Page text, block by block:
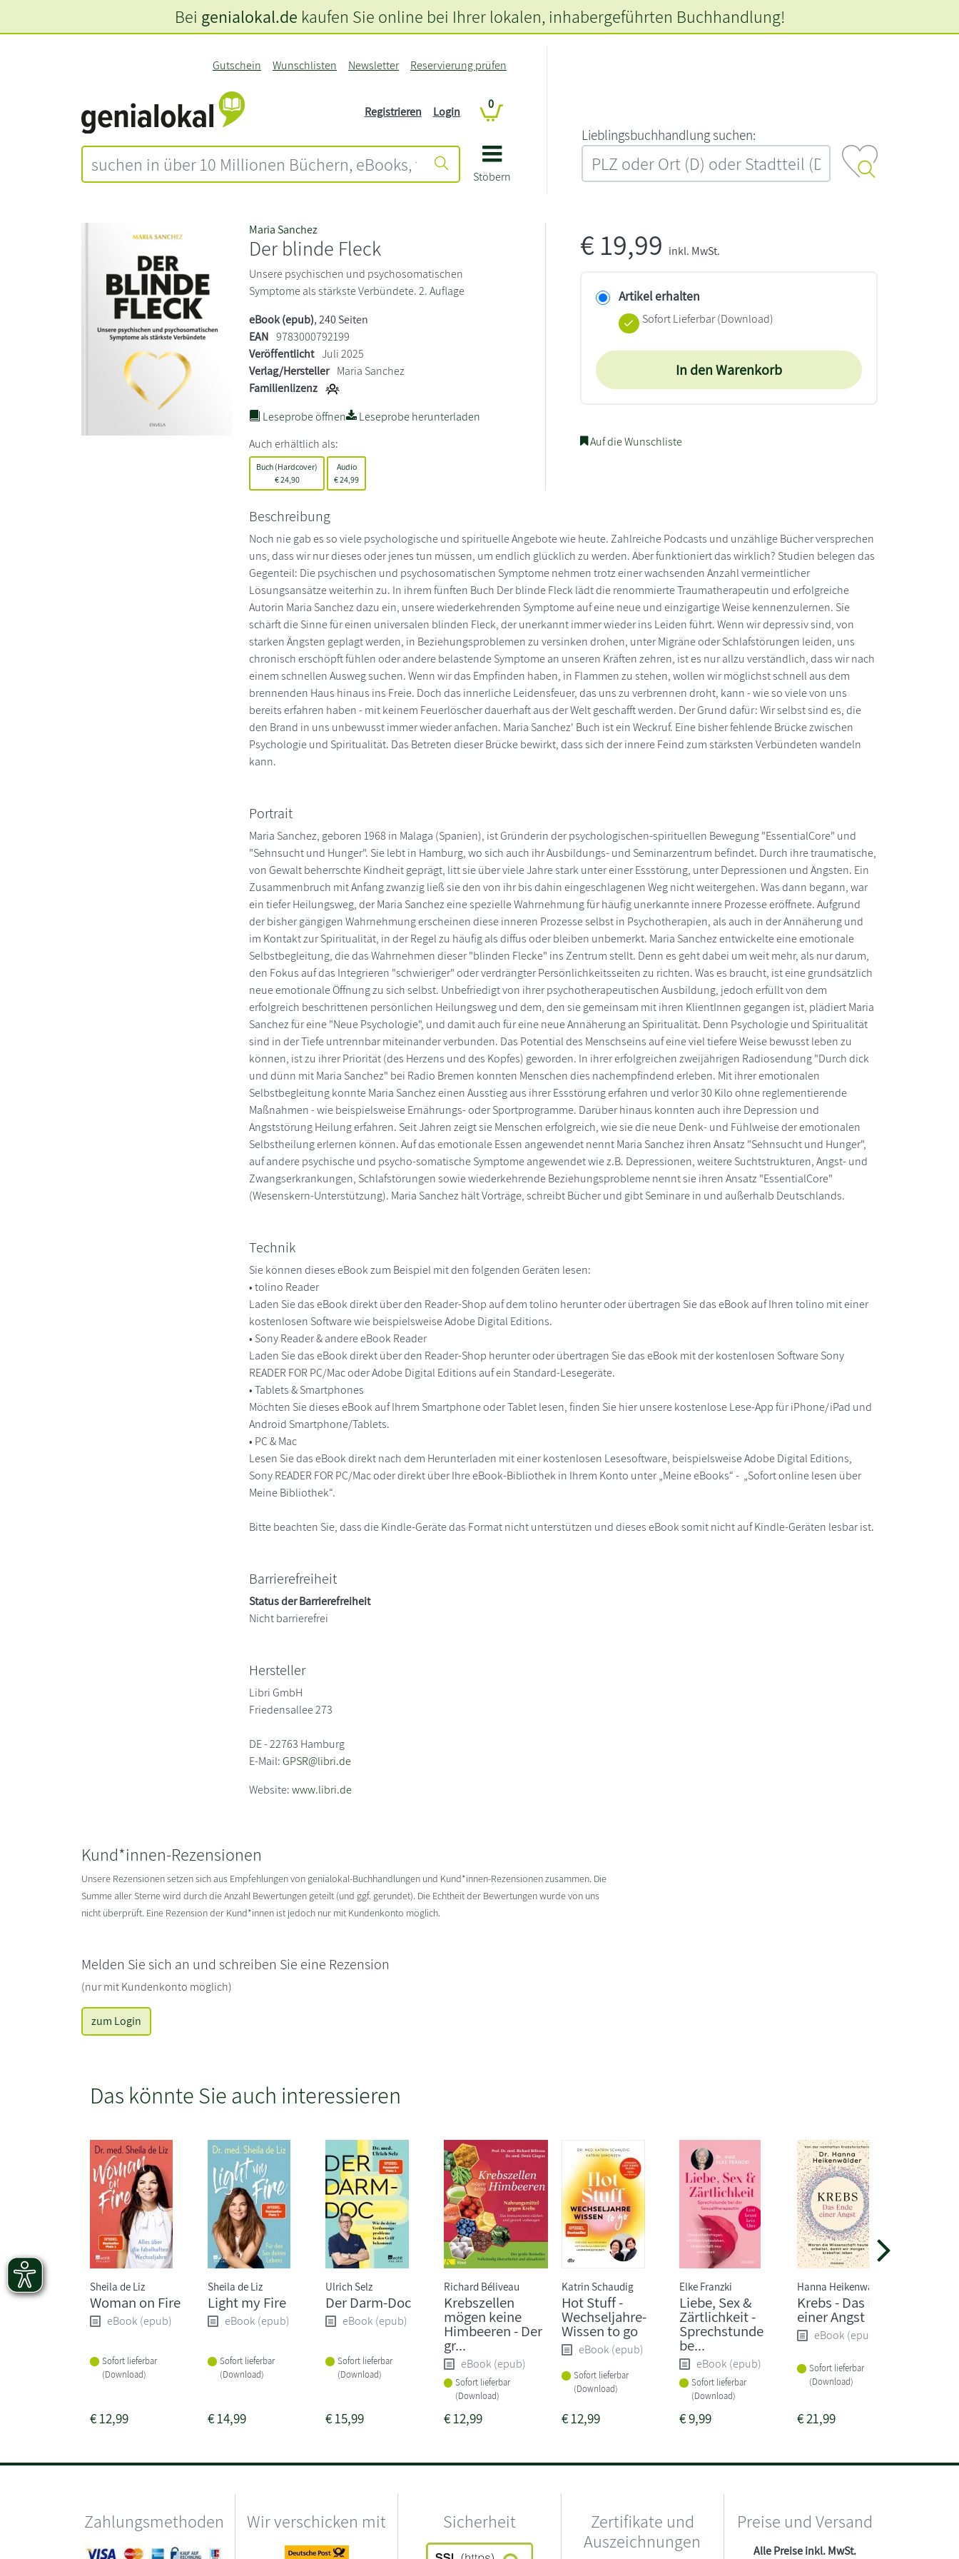
Stöbern
Gutschein Wunschlisten Newsletter Reservierung prüfen
Registrieren Login
0
L‍i‍e‍b‍l‍i‍n‍g‍s‍b‍u‍c‍h‍h‍a‍n‍d‍l‍u‍n‍g‍ ‍s‍u‍c‍h‍e‍n‍:‍
Bei genialokal.de kaufen Sie online bei Ihrer lokalen, inhabergeführten Buchhandlung!
Maria Sanchez
Der blinde Fleck
Unsere psychischen und psychosomatischen
Symptome als stärkste Verbündete. 2. Auflage
eBook (epub), 240 Seiten
EAN 9783000792199
Veröffentlicht Juli 2025
Verlag/Hersteller Maria Sanchez
Familienlizenz
Leseprobe öffnen
Leseprobe herunterladen
Auch erhältlich als:
Buch (Hardcover)
€24,90
Audio
€24,99
€19,99 inkl. MwSt.
Artikel erhalten
Sofort Lieferbar (Download)
In den Warenkorb
Auf die Wunschliste
Beschreibung
Noch nie gab es so viele psychologische und spirituelle Angebote wie heute. Zahlreiche Podcasts und unzählige Bücher versprechen
uns, dass wir nur dieses oder jenes tun müssen, um endlich glücklich zu werden. Aber funktioniert das wirklich? Studien belegen das
Gegenteil: Die psychischen und psychosomatischen Symptome nehmen trotz einer wachsenden Anzahl vermeintlicher
Lösungsansätze weiterhin zu. In ihrem fünften Buch Der blinde Fleck lädt die renommierte Traumatherapeutin und erfolgreiche
Autorin Maria Sanchez dazu ein, unsere wiederkehrenden Symptome auf eine neue und einzigartige Weise kennenzulernen. Sie
schärft die Sinne für einen universalen blinden Fleck, der unerkannt immer wieder ins Leiden führt. Wenn wir depressiv sind, von
starken Ängsten geplagt werden, in Beziehungsproblemen zu versinken drohen, unter Migräne oder Schlafstörungen leiden, uns
chronisch erschöpft fühlen oder andere belastende Symptome an unseren Kräften zehren, ist es nur allzu verständlich, dass wir nach
einem schnellen Ausweg suchen. Wenn wir das Empfinden haben, in Flammen zu stehen, wollen wir möglichst schnell aus dem
brennenden Haus hinaus ins Freie. Doch das innerliche Leidensfeuer, das uns zu verbrennen droht, kann - wie so viele von uns
bereits erfahren haben - mit keinem Feuerlöscher dauerhaft aus der Welt geschafft werden. Der Grund dafür: Wir selbst sind es, die
den Brand in uns unbewusst immer wieder anfachen. Maria Sanchez' Buch ist ein Weckruf. Eine bisher fehlende Brücke zwischen
Psychologie und Spiritualität. Das Betreten dieser Brücke bewirkt, dass sich der innere Feind zum stärksten Verbündeten wandeln
kann.
Portrait
Maria Sanchez, geboren 1968 in Malaga (Spanien), ist Gründerin der psychologischen-spirituellen Bewegung "EssentialCore" und
"Sehnsucht und Hunger". Sie lebt in Hamburg, wo sich auch ihr Ausbildungs- und Seminarzentrum befindet. Durch ihre traumatische,
von Gewalt beherrschte Kindheit geprägt, litt sie über viele Jahre stark unter einer Essstörung, unter Depressionen und Ängsten. Ein
Zusammenbruch mit Anfang zwanzig ließ sie den von ihr bis dahin eingeschlagenen Weg nicht weitergehen. Was dann begann, war
ein tiefer Heilungsweg, der Maria Sanchez eine spezielle Wahrnehmung für häufig unerkannte innere Prozesse eröffnete. Aufgrund
der bisher gängigen Wahrnehmung erscheinen diese inneren Prozesse selbst in Psychotherapien, als auch in der Annäherung und
im Kontakt zur Spiritualität, in der Regel zu häufig als diffus oder bleiben unbemerkt. Maria Sanchez entwickelte eine emotionale
Selbstbegleitung, die das Wahrnehmen dieser "blinden Flecke" ins Zentrum stellt. Denn es geht dabei um weit mehr, als nur darum,
den Fokus auf das Integrieren "schwieriger" oder verdrängter Persönlichkeitsseiten zu richten. Was es braucht, ist eine grundsätzlich
neue emotionale Öffnung zu sich selbst. Unbefriedigt von ihrer psychotherapeutischen Ausbildung, jedoch erfüllt von dem
erfolgreich beschrittenen persönlichen Heilungsweg und dem, den sie gemeinsam mit ihren KlientInnen gegangen ist, plädiert Maria
Sanchez für eine "Neue Psychologie", und damit auch für eine neue Annäherung an Spiritualität. Denn Psychologie und Spiritualität
sind in der Tiefe untrennbar miteinander verbunden. Das Potential des Menschseins auf eine viel tiefere Weise bewusst leben zu
können, ist zu ihrer Priorität (des Herzens und des Kopfes) geworden. In ihrer erfolgreichen zweijährigen Radiosendung "Durch dick
und dünn mit Maria Sanchez" bei Radio Bremen konnten Menschen dies nachempfindend erleben. Mit ihrer emotionalen
Selbstbegleitung konnte Maria Sanchez einen Ausstieg aus ihrer Essstörung erfahren und verlor 30 Kilo ohne reglementierende
Maßnahmen - wie beispielsweise Ernährungs- oder Sportprogramme. Darüber hinaus konnten auch ihre Depression und
Angststörung Heilung erfahren. Seit Jahren zeigt sie Menschen erfolgreich, wie sie die neue Denk- und Fühlweise der emotionalen
Selbstheilung erlernen können. Auf das emotionale Essen angewendet nennt Maria Sanchez ihren Ansatz "Sehnsucht und Hunger",
auf andere psychische und psycho-somatische Symptome angewendet wie z.B. Depressionen, weitere Suchtstrukturen, Angst- und
Zwangserkrankungen, Schlafstörungen sowie wiederkehrende Beziehungsprobleme nennt sie ihren Ansatz "EssentialCore"
(Wesenskern-Unterstützung). Maria Sanchez hält Vorträge, schreibt Bücher und gibt Seminare in und außerhalb Deutschlands.
Technik
Sie können dieses eBook zum Beispiel mit den folgenden Geräten lesen:
• tolino Reader
Laden Sie das eBook direkt über den Reader-Shop auf dem tolino herunter oder übertragen Sie das eBook auf Ihren tolino mit einer
kostenlosen Software wie beispielsweise Adobe Digital Editions.
• Sony Reader & andere eBook Reader
Laden Sie das eBook direkt über den Reader-Shop herunter oder übertragen Sie das eBook mit der kostenlosen Software Sony
READER FOR PC/Mac oder Adobe Digital Editions auf ein Standard-Lesegeräte.
• Tablets & Smartphones
Möchten Sie dieses eBook auf Ihrem Smartphone oder Tablet lesen, finden Sie hier unsere kostenlose Lese-App für iPhone/iPad und
Android Smartphone/Tablets.
• PC & Mac
Lesen Sie das eBook direkt nach dem Herunterladen mit einer kostenlosen Lesesoftware, beispielsweise Adobe Digital Editions,
Sony READER FOR PC/Mac oder direkt über Ihre eBook-Bibliothek in Ihrem Konto unter „Meine eBooks“ - „Sofort online lesen über
Meine Bibliothek“.
Bitte beachten Sie, dass die Kindle-Geräte das Format nicht unterstützen und dieses eBook somit nicht auf Kindle-Geräten lesbar ist.
Barrierefreiheit
Status der Barrierefreiheit
Nicht barrierefrei
Hersteller
Libri GmbH
Friedensallee 273
DE - 22763 Hamburg
E-Mail:GPSR@libri.de
Website:www.libri.de
Kund*innen-Rezensionen
Unsere Rezensionen setzen sich aus Empfehlungen von genialokal-Buchhandlungen und Kund*innen-Rezensionen zusammen. Die
Summe aller Sterne wird durch die Anzahl Bewertungen geteilt (und ggf. gerundet). Die Echtheit der Bewertungen wurde von uns
nicht überprüft. Eine Rezension der Kund*innen ist jedoch nur mit Kundenkonto möglich.
Melden Sie sich an und schreiben Sie eine Rezension
(nur mit Kundenkonto möglich)
zum Login
Das könnte Sie auch interessieren
Sheila de Liz
Woman on Fire
eBook (epub)
Sofort lieferbar
(Download)
€12,99
Sheila de Liz
Light my Fire
eBook (epub)
Sofort lieferbar
(Download)
€14,99
Ulrich Selz
Der Darm-Doc
eBook (epub)
Sofort lieferbar
(Download)
€15,99
Richard Béliveau
Krebszellen
mögen keine
Himbeeren - Der
gr...
eBook (epub)
Sofort lieferbar
(Download)
€12,99
Katrin Schaudig
Hot Stuff -
Wechseljahre-
Wissen to go
eBook (epub)
Sofort lieferbar
(Download)
€12,99
Elke Franzki
Liebe, Sex &
Zärtlichkeit -
Sprechstunde
be...
eBook (epub)
Sofort lieferbar
(Download)
€9,99
Hanna Heikenwälder
Krebs - Das Ende
einer Angst
eBook (epub)
Sofort lieferbar
(Download)
€21,99
Zahlungsmethoden Wir verschicken mit Sicherheit
Zertifikate und
Auszeichnungen
Preise und Versand
Alle Preise inkl. MwSt.